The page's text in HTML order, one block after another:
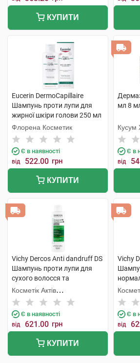
КУПИТИ
Eucerin DermoCapillaire
Шампунь проти лупи для
жирної шкіри голови 250 мл
1 флакон
Флорена Косметик
Є в наявності
від 522.00 грн
КУПИТИ
мл 8
Кусум
Є в
від
Vichy Dercos Anti dandruff DS
Шампунь проти лупи для
сухого волосся та
подразненої шкіри голови
200 мл 1 флакон
Косметік Актів
Інтернаціональ
Є в наявності
від 621.00 грн
КУПИТИ
Vichy
шкіри
флакон
Є в
від